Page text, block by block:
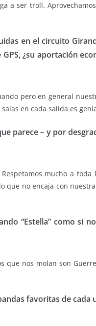
a ser troll.
en el circuito
¿su aportación
pero en general
en cada salida es
parece – y por
mucho a
que no encaja con
“Estella” como si
nos molan son
favoritas de